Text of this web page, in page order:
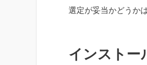
選定が妥当かどうか
インストー